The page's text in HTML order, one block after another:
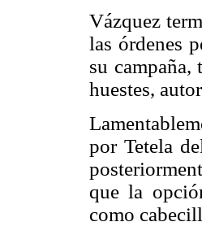
Vázquez
las órdenes
su
huestes,
por Tetela
que la
como